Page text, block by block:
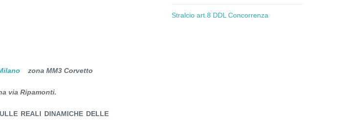
zona MM3 Corvetto
via Ripamonti.
REALI DINAMICHE DELLE
Stralcio art.8 DDL Concorrenza